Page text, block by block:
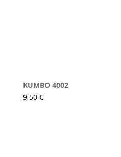
KUMBO 4002
9,50 €